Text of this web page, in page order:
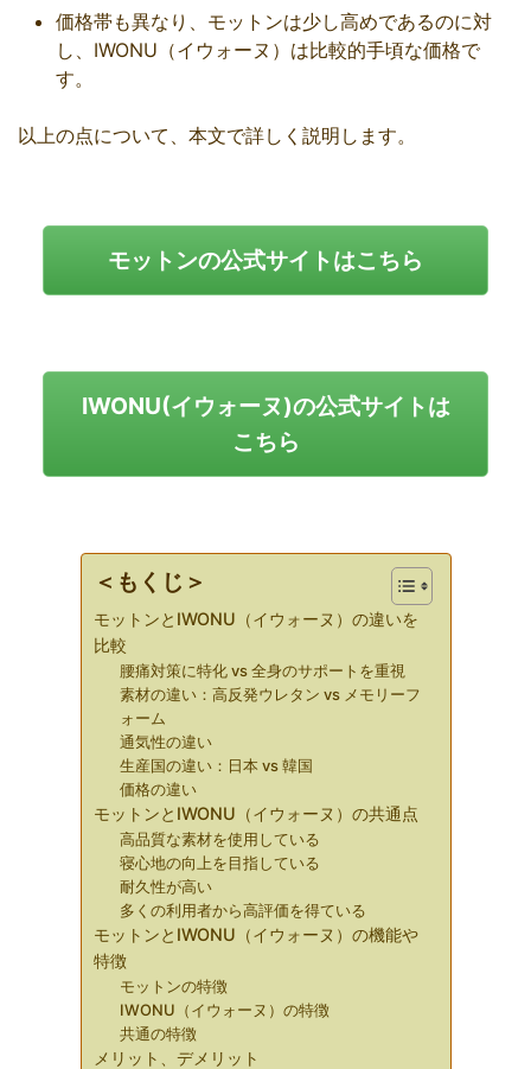
価格帯も異なり、モットンは少し高めであるのに対
し、IWONU（イウォーヌ）は比較的手頃な価格で
す。
以上の点について、本文で詳しく説明します。
モットンの公式サイトはこちら
IWONU(イウォーヌ)の公式サイトは
こちら
＜もくじ＞
モットンとIWONU（イウォーヌ）の違いを
比較
腰痛対策に特化 vs 全身のサポートを重視
素材の違い：高反発ウレタン vs メモリーフ
ォーム
通気性の違い
生産国の違い：日本 vs 韓国
価格の違い
モットンとIWONU（イウォーヌ）の共通点
高品質な素材を使用している
寝心地の向上を目指している
耐久性が高い
多くの利用者から高評価を得ている
モットンとIWONU（イウォーヌ）の機能や
特徴
モットンの特徴
IWONU（イウォーヌ）の特徴
共通の特徴
メリット、デメリット